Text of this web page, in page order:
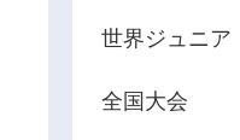
世界ジュニア
全国大会